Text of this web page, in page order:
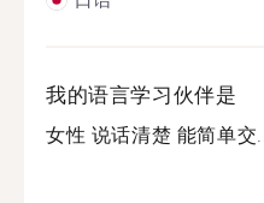
我的语言学习伙伴是
女性 说话清楚 能简单交